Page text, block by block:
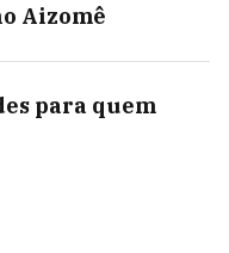
Aizomê
para quem